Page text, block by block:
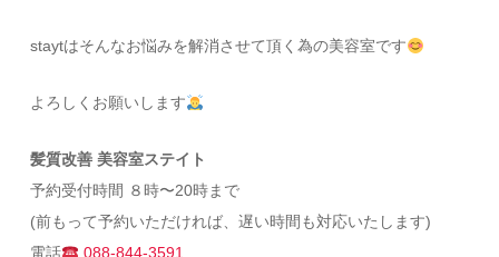
staytはそんなお悩みを解消させて頂く為の美容室です
よろしくお願いします
髪質改善 美容室ステイト
予約受付時間 ８時〜20時まで
(前もって予約いただければ、遅い時間も対応いたします)
電話
088-844-3591